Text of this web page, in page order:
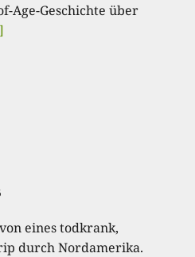
Age-Geschichte über
eines todkrank,
durch Nordamerika.